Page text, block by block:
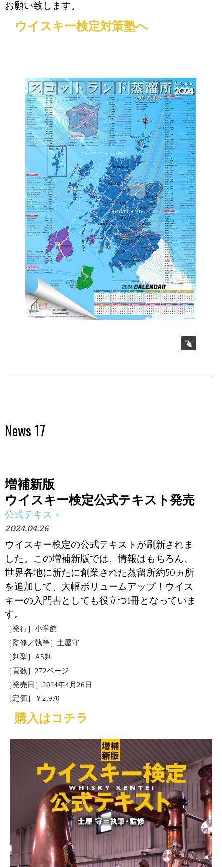
お願い致します。
ウイスキー検定対策塾へ
News 17
増補新版
ウイスキー検定公式テキスト発売
公式テキスト
2024.04.26
ウイスキー検定の公式テキストが刷新されま
した。この増補新版では、情報はもちろん、
世界各地に新たに創業された蒸留所約50ヵ所
を追加して、大幅ボリュームアップ！ウイス
キーの入門書としても役立つ1冊となっていま
す。
［発行］小学館
［監修／執筆］土屋守
［判型］A5判
［頁数］272ページ
［発売日］2024年4月26日
［定価］￥2,970
購入はコチラ